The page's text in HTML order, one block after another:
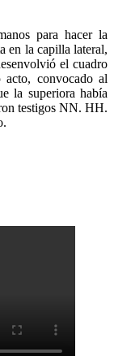
para hacer la
en la capilla lateral,
el cuadro
convocado al
la superiora había
testigos NN. HH.